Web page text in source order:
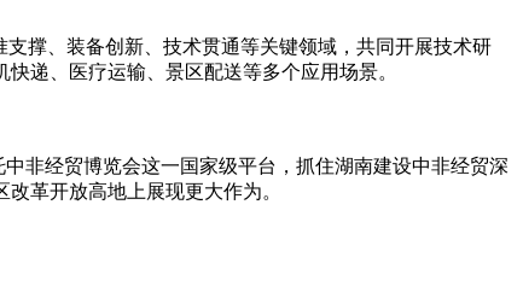
撑、装备创新、技术贯通等关键领域，共同开展技术研
递、医疗运输、景区配送等多个应用场景。
非经贸博览会这一国家级平台，抓住湖南建设中非经贸深
革开放高地上展现更大作为。